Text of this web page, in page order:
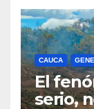
CAUCA
El
serio,